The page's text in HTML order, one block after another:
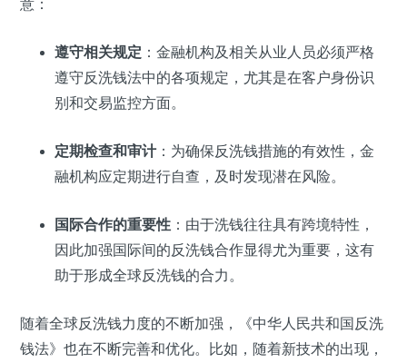
遵守相关规定 ：金融机构及相关从业人员必须严格
遵守反洗钱法中的各项规定，尤其是在客户身份识
别和交易监控方面。
定期检查和审计：为确保反洗钱措施的有效性，金
融机构应定期进行自查，及时发现潜在风险。
国际合作的重要性 ：由于洗钱往往具有跨境特性，
因此加强国际间的反洗钱合作显得尤为重要，这有
助于形成全球反洗钱的合力。
随着全球反洗钱力度的不断加强，《中华人民共和国反洗
钱法》也在不断完善和优化。比如，随着新技术的出现，